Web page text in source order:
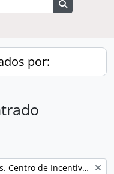
por:
Universidade Estadual de Campinas. Centro de Incentivo à Parceria Empresarial